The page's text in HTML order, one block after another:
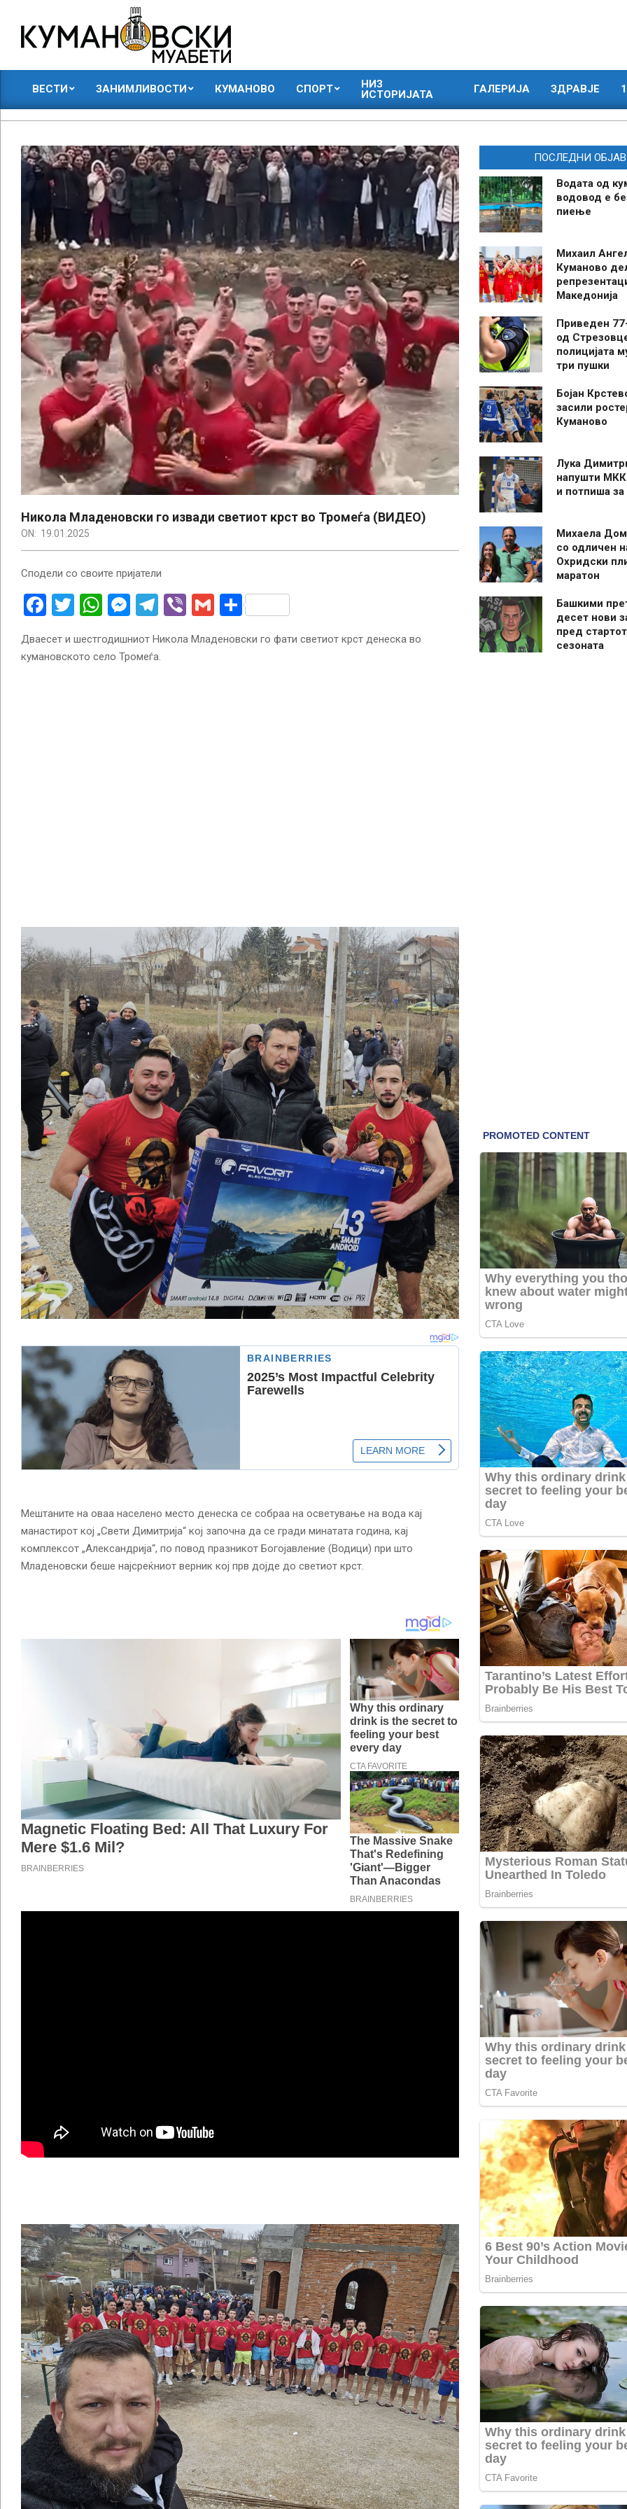
content
КУМАНОВСКИ
МУАБЕТИ
ВЕСТИ ЗАНИМЛИВОСТИ КУМАНОВО СПОРТ
НИЗ
ИСТОРИЈАТА
ГАЛЕРИЈА ЗДРАВЈЕ
Никола Младеновски го извади светиот крст во Тромеѓа (ВИДЕО)
ON: 19.01.2025
Сподели со своите пријатели
Facebook
Twitter
WhatsApp
Messenger
Telegram
ViberGmailShare
Дваесет и шестгодишниот Никола Младеновски го фати светиот крст денеска во
кумановското село Тромеѓа.
Мештаните на оваа населено место денеска се собраа на осветување на вода кај
манастирот кој „Свети Димитрија“ кој започна да се гради минатата година, кај
комплексот „Александрија“, по повод празникот Богојавление (Водици) при што
Младеновски беше најсреќниот верник кој прв дојде до светиот крст.
ПОСЛЕДНИ
Водата од
водовод е
пиење
Михаил
Куманово
Македонија
Приведен
од
полицијата
три пушки
Бојан
засили
Куманово
Лука
напушти
и потпиша
Михаела
со одличен
Охридски
маратон
Башкими
десет нови
пред
сезоната